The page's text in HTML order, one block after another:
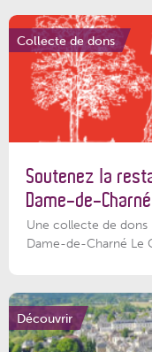
Collecte de dons
Soutenez la
Dame-de-Charné
Une collecte de
Dame-de-Charné Le
Découvrir